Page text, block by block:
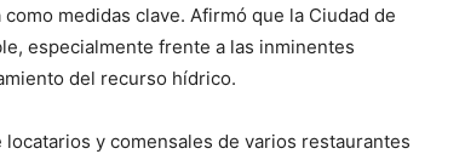
medidas clave. Afirmó que la Ciudad de
especialmente frente a las inminentes
del recurso hídrico.
y comensales de varios restaurantes